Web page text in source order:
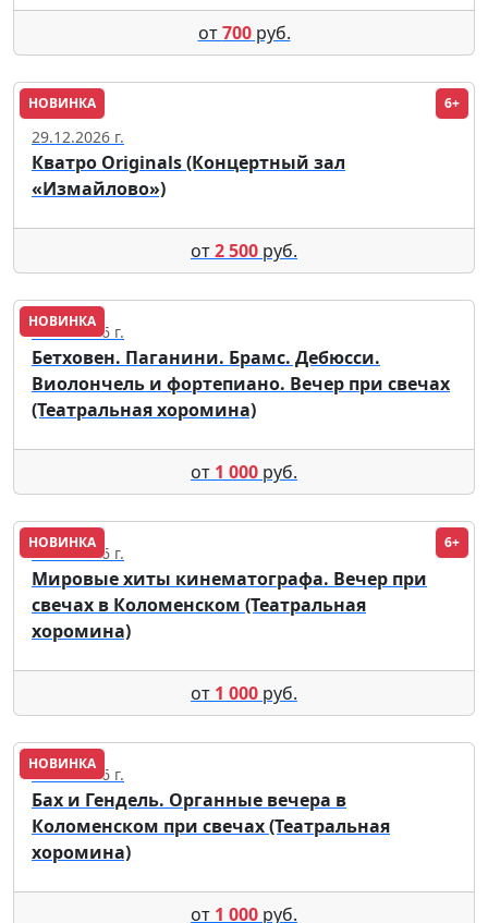
от700руб.
НОВИНКА 6+
Москва
29.12.2026 г.
Кватро Originals (Концертный зал
«Измайлово»)
от2 500 руб.
НОВИНКА
12.09.2026 г.
Бетховен. Паганини. Брамс. Дебюсси.
Виолончель и фортепиано. Вечер при свечах
(Театральная хоромина)
от 1 000 руб.
НОВИНКА 6+
05.09.2026 г.
Мировые хиты кинематографа. Вечер при
свечах в Коломенском (Театральная
хоромина)
от 1 000 руб.
НОВИНКА
18.09.2026 г.
Бах и Гендель. Органные вечера в
Коломенском при свечах (Театральная
хоромина)
от 1 000 руб.